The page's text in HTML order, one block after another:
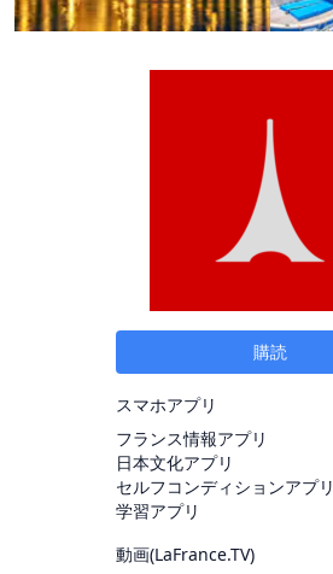
購読
スマホアプリ
フランス情報アプリ
日本文化アプリ
セルフコンディションアプリ
学習アプリ
動画(LaFrance.TV)